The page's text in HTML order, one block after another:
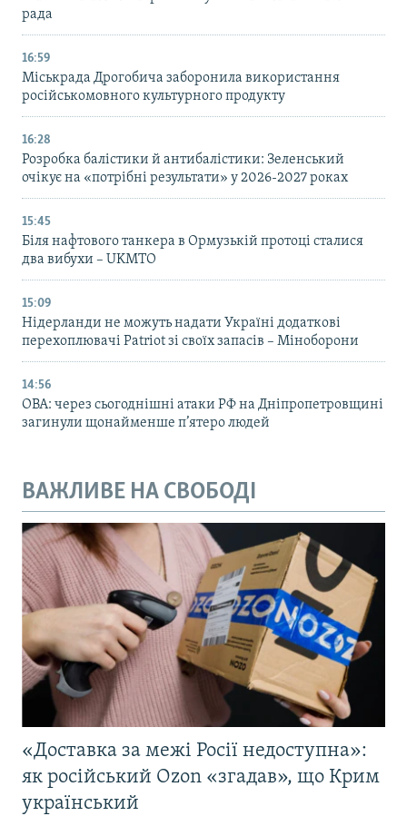
рада
16:59
Міськрада Дрогобича заборонила використання
російськомовного культурного продукту
16:28
Розробка балістики й антибалістики: Зеленський
очікує на «потрібні результати» у 2026-2027 роках
15:45
Біля нафтового танкера в Ормузькій протоці сталися
два вибухи – UKMTO
15:09
Нідерланди не можуть надати Україні додаткові
перехоплювачі Patriot зі своїх запасів – Міноборони
14:56
ОВА: через сьогоднішні атаки РФ на Дніпропетровщині
загинули щонайменше п’ятеро людей
ВАЖЛИВЕ НА СВОБОДІ
«Доставка за межі Росії недоступна»:
як російський Ozon «згадав», що Крим
український